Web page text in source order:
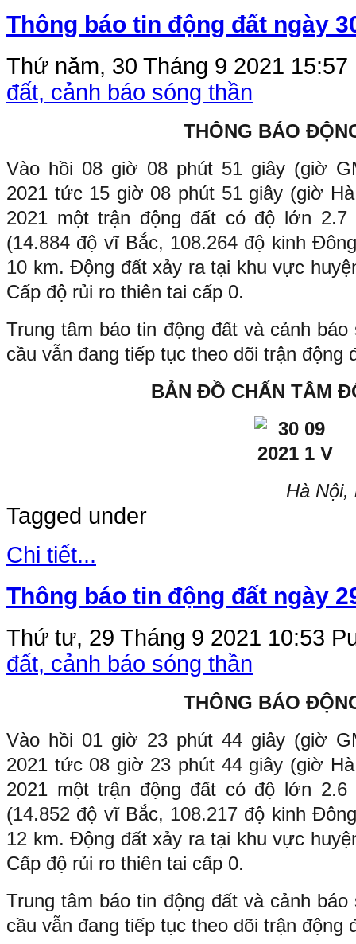
Thông báo tin động đất ngày
Thứ năm, 30 Tháng 9 2021 15:57
đất, cảnh báo sóng thần
THÔNG BÁO
Vào hồi 08 giờ 08 phút 51 giây (giờ
2021 tức 15 giờ 08 phút 51 giây (giờ
2021 một trận động đất có độ lớn 2.7
(14.884 độ vĩ Bắc, 108.264 độ kinh
10 km. Động đất xảy ra tại khu vực
Cấp độ rủi ro thiên tai cấp 0.
Trung tâm báo tin động đất và cảnh
cầu vẫn đang tiếp tục theo dõi trận động
BẢN ĐỒ CHẤN TÂM
Hà
Tagged under
Chi tiết...
Thông báo tin động đất ngày
Thứ tư, 29 Tháng 9 2021 10:53
đất, cảnh báo sóng thần
THÔNG BÁO
Vào hồi 01 giờ 23 phút44 giây (giờ
2021 tức 08 giờ 23 phút 44 giây (giờ
2021 một trận động đất có độ lớn 2.6
(14.852 độ vĩ Bắc, 108.217 độ kinh
12 km. Động đất xảy ra tại khu vực
Cấp độ rủi ro thiên tai cấp 0.
Trung tâm báo tin động đất và cảnh
cầu vẫn đang tiếp tục theo dõi trận động